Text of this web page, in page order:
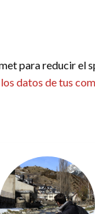
para reducir el
datos de tus